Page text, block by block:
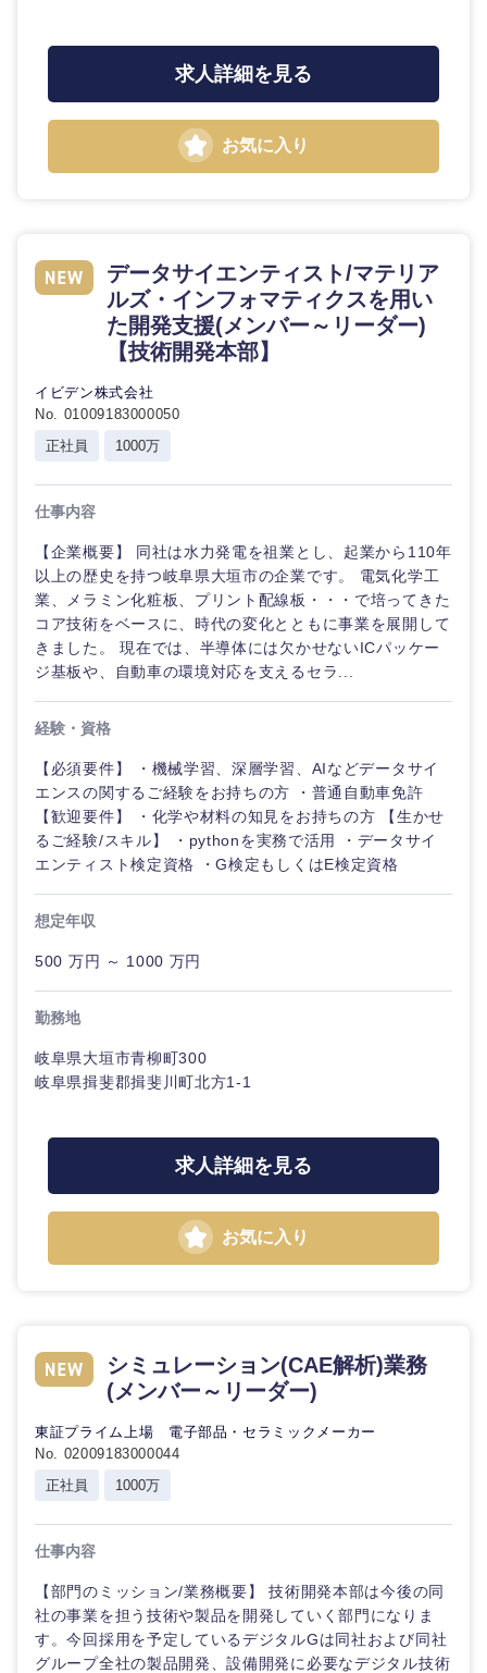
求人詳細を見る
お気に入り
データサイエンティスト/マテリア
ルズ・インフォマティクスを用い
た開発支援(メンバー～リーダー)
【技術開発本部】
イビデン株式会社
No. 01009183000050
正社員
1000万
仕事内容
【企業概要】 同社は水力発電を祖業とし、起業から110年
以上の歴史を持つ岐阜県大垣市の企業です。 電気化学工
業、メラミン化粧板、プリント配線板・・・で培ってきた
コア技術をベースに、時代の変化とともに事業を展開して
きました。 現在では、半導体には欠かせないICパッケー
ジ基板や、自動車の環境対応を支えるセラ...
経験・資格
【必須要件】 ・機械学習、深層学習、AIなどデータサイ
エンスの関するご経験をお持ちの方 ・普通自動車免許
【歓迎要件】 ・化学や材料の知見をお持ちの方 【生かせ
るご経験/スキル】 ・pythonを実務で活用 ・データサイ
エンティスト検定資格 ・G検定もしくはE検定資格
想定年収
500 万円 ～ 1000 万円
勤務地
岐阜県大垣市青柳町300
岐阜県揖斐郡揖斐川町北方1-1
求人詳細を見る
お気に入り
シミュレーション(CAE解析)業務
(メンバー～リーダー)
東証プライム上場 電子部品・セラミックメーカー
No. 02009183000044
正社員
1000万
仕事内容
【部門のミッション/業務概要】 技術開発本部は今後の同
社の事業を担う技術や製品を開発していく部門になりま
す。今回採用を予定しているデジタルGは同社および同社
グループ全社の製品開発、設備開発に必要なデジタル技術